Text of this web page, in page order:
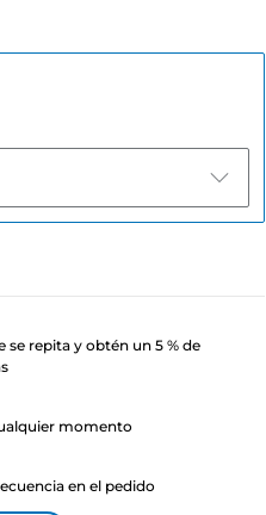
se repita y obtén un 5 % de
momento
en el pedido